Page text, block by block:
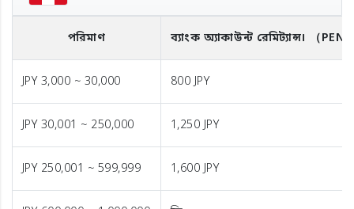
পরিমাণ ব্যাংক অ্যাকাউন্ট রেমিট্যান্স। （PEN
JPY 3,000 ~ 30,000 800 JPY
JPY 30,001 ~ 250,000 1,250 JPY
JPY 250,001 ~ 599,999 1,600 JPY